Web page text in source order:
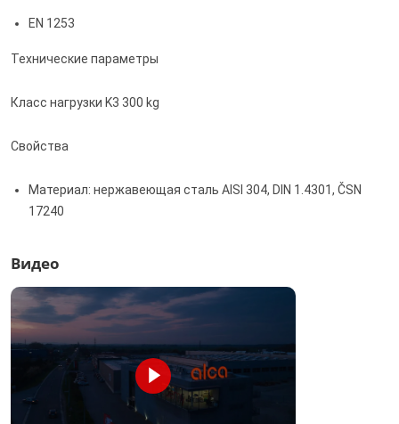
EN 1253
Технические параметры
Класс нагрузки K3 300 kg
Свойства
Материал: нержавеющая сталь AISI 304, DIN 1.4301, ČSN
17240
Видео